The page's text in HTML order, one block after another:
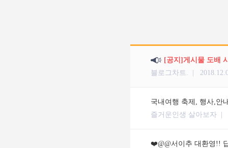
[공지]게시물 도배
블로그차트. |
국내여행 축제, 행사,안
즐거운인생 살아보자 |
❤️@@서이추 대환영!!